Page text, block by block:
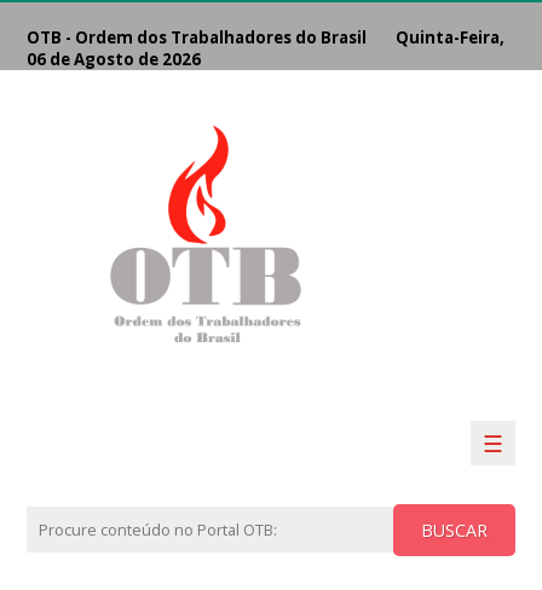
OTB - Ordem dos Trabalhadores do Brasil Quinta-Feira,
06 de Agosto de 2026
☰
BUSCAR